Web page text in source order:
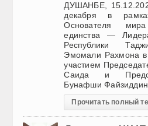
ДУШАНБЕ,
декабря в
Основателя
единства —
Республики
Эмомали Рахмона в
участием
Саида и
Бунафши
Прочитать полный